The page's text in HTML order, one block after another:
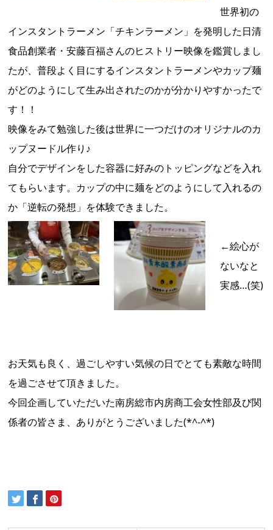
世界初の
インスタントラーメン「チキンラーメン」を発明した日清
食品創業者・安藤百福さんのヒストリー映像を鑑賞しまし
たが、普段よく目にするインスタントラーメンやカップ麺
がどのようにして生み出されたのかが分かりやすかったで
す！！
映像をみて勉強した後は世界に一つだけのオリジナルのカ
ップヌードル作り♪
自分でデザインをした容器に好みのトッピングなどを入れ
てもらいます。カップの中に麺をどのようにして入れるの
か「逆転の発想」を体験できました。
←絵心が
ないなと
実感…(笑)
お天気も良く、過ごしやすい気候の日でとても素敵な時間
を過ごさせて頂きました。
今回企画していただいた南房総市内房商工会女性部及び関
係者の皆さま、ありがとうございました(*^-^*)